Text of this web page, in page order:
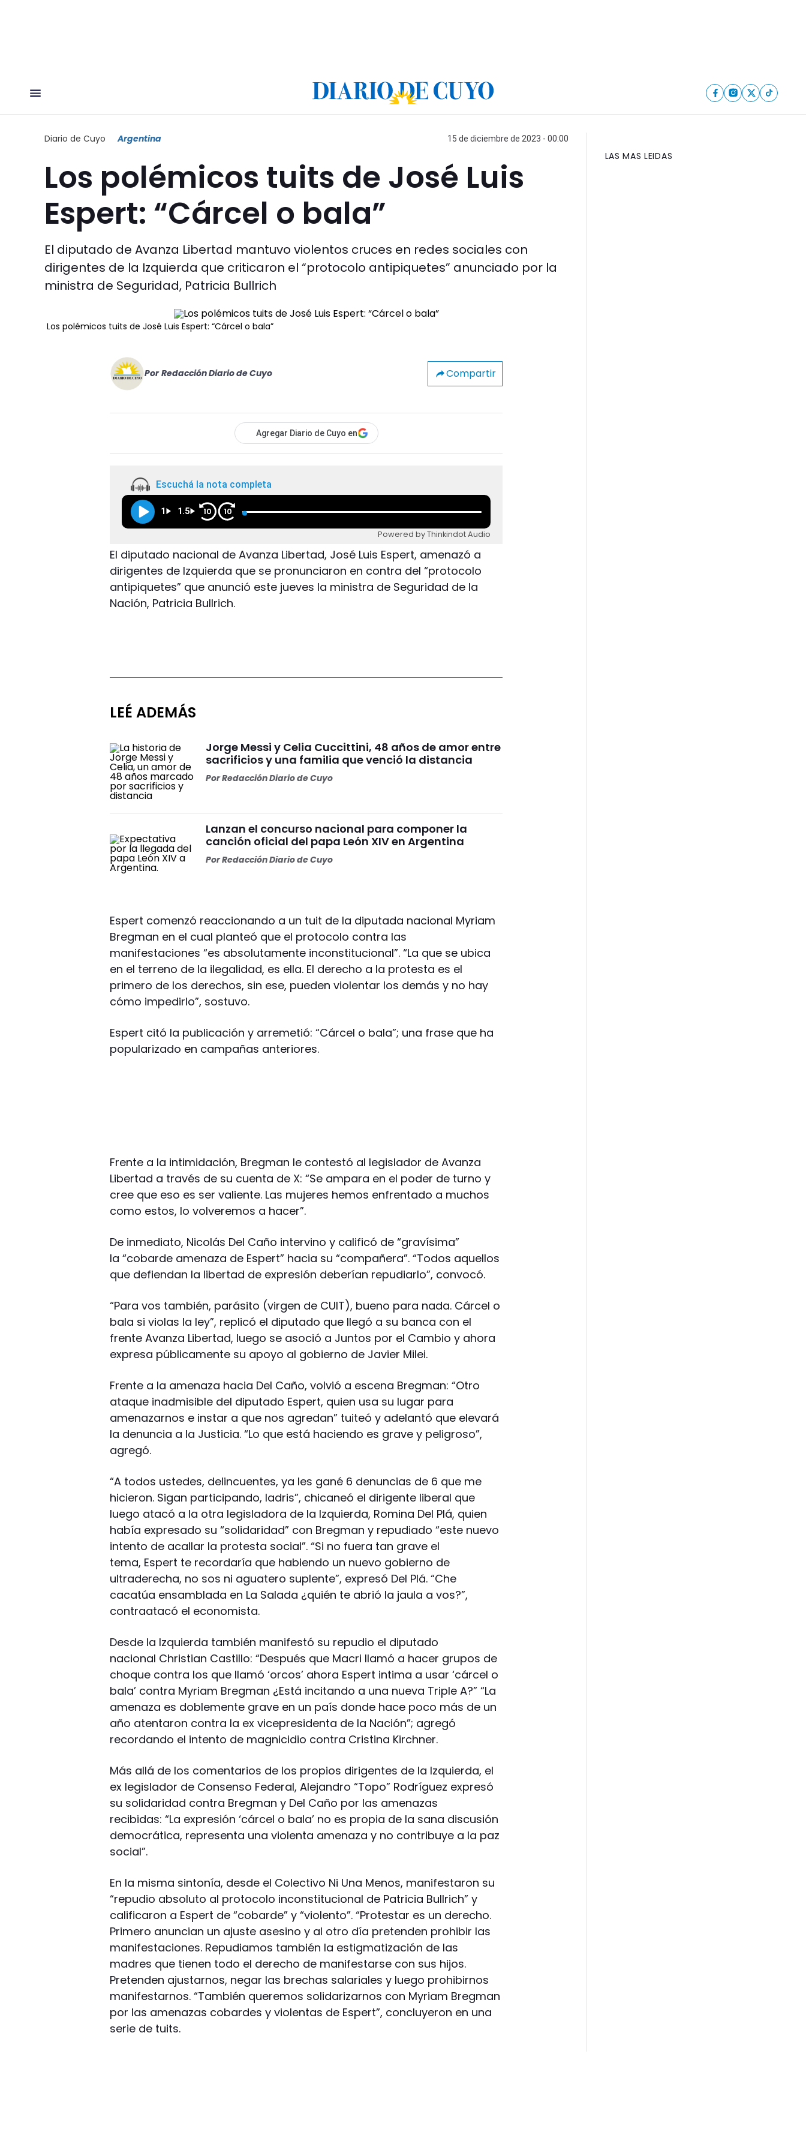
Diario de Cuyo Argentina 15 de diciembre de 2023 - 00:00
Los polémicos tuits de José Luis
Espert: “Cárcel o bala”
El diputado de Avanza Libertad mantuvo violentos cruces en redes sociales con
dirigentes de la Izquierda que criticaron el “protocolo antipiquetes” anunciado por la
ministra de Seguridad, Patricia Bullrich
Los polémicos tuits de José Luis Espert: “Cárcel o bala”
Por Redacción Diario de Cuyo Compartir
Agregar Diario de Cuyo en
Escuchá la nota completa
1 1.5 10 10
Powered by Thinkindot Audio
El diputado nacional de Avanza Libertad, José Luis Espert, amenazó a
dirigentes de Izquierda que se pronunciaron en contra del “protocolo
antipiquetes” que anunció este jueves la ministra de Seguridad de la
Nación, Patricia Bullrich.
LEÉ ADEMÁS
Jorge Messi y Celia Cuccittini, 48 años de amor entre
sacrificios y una familia que venció la distancia
PorRedacción Diario de Cuyo
Lanzan el concurso nacional para componer la
canción oficial del papa León XIV en Argentina
PorRedacción Diario de Cuyo
Espert comenzó reaccionando a un tuit de la diputada nacional Myriam
Bregman en el cual planteó que el protocolo contra las
manifestaciones “es absolutamente inconstitucional”. “La que se ubica
en el terreno de la ilegalidad, es ella. El derecho a la protesta es el
primero de los derechos, sin ese, pueden violentar los demás y no hay
cómo impedirlo”, sostuvo.
Espert citó la publicación y arremetió: “Cárcel o bala”; una frase que ha
popularizado en campañas anteriores.
Frente a la intimidación, Bregman le contestó al legislador de Avanza
Libertad a través de su cuenta de X: “Se ampara en el poder de turno y
cree que eso es ser valiente. Las mujeres hemos enfrentado a muchos
como estos, lo volveremos a hacer”.
De inmediato, Nicolás Del Caño intervino y calificó de “gravísima”
la “cobarde amenaza de Espert” hacia su “compañera”. “Todos aquellos
que defiendan la libertad de expresión deberían repudiarlo”, convocó.
“Para vos también, parásito (virgen de CUIT), bueno para nada. Cárcel o
bala si violas la ley”, replicó el diputado que llegó a su banca con el
frente Avanza Libertad, luego se asoció a Juntos por el Cambio y ahora
expresa públicamente su apoyo al gobierno de Javier Milei.
Frente a la amenaza hacia Del Caño, volvió a escena Bregman: “Otro
ataque inadmisible del diputado Espert, quien usa su lugar para
amenazarnos e instar a que nos agredan” tuiteó y adelantó que elevará
la denuncia a la Justicia. “Lo que está haciendo es grave y peligroso”,
agregó.
“A todos ustedes, delincuentes, ya les gané 6 denuncias de 6 que me
hicieron. Sigan participando, ladris”, chicaneó el dirigente liberal que
luego atacó a la otra legisladora de la Izquierda, Romina Del Plá, quien
había expresado su “solidaridad” con Bregman y repudiado “este nuevo
intento de acallar la protesta social”. “Si no fuera tan grave el
tema, Espert te recordaría que habiendo un nuevo gobierno de
ultraderecha, no sos ni aguatero suplente”, expresó Del Plá. “Che
cacatúa ensamblada en La Salada ¿quién te abrió la jaula a vos?”,
contraatacó el economista.
Desde la Izquierda también manifestó su repudio el diputado
nacional Christian Castillo: “Después que Macri llamó a hacer grupos de
choque contra los que llamó ‘orcos’ ahora Espert intima a usar ‘cárcel o
bala’ contra Myriam Bregman ¿Está incitando a una nueva Triple A?” “La
amenaza es doblemente grave en un país donde hace poco más de un
año atentaron contra la ex vicepresidenta de la Nación”; agregó
recordando el intento de magnicidio contra Cristina Kirchner.
Más allá de los comentarios de los propios dirigentes de la Izquierda, el
ex legislador de Consenso Federal, Alejandro “Topo” Rodríguez expresó
su solidaridad contra Bregman y Del Caño por las amenazas
recibidas: “La expresión ‘cárcel o bala’ no es propia de la sana discusión
democrática, representa una violenta amenaza y no contribuye a la paz
social”.
En la misma sintonía, desde el Colectivo Ni Una Menos, manifestaron su
“repudio absoluto al protocolo inconstitucional de Patricia Bullrich” y
calificaron a Espert de “cobarde” y “violento”. “Protestar es un derecho.
Primero anuncian un ajuste asesino y al otro día pretenden prohibir las
manifestaciones. Repudiamos también la estigmatización de las
madres que tienen todo el derecho de manifestarse con sus hijos.
Pretenden ajustarnos, negar las brechas salariales y luego prohibirnos
manifestarnos. “También queremos solidarizarnos con Myriam Bregman
por las amenazas cobardes y violentas de Espert”, concluyeron en una
serie de tuits.
LAS MAS LEIDAS